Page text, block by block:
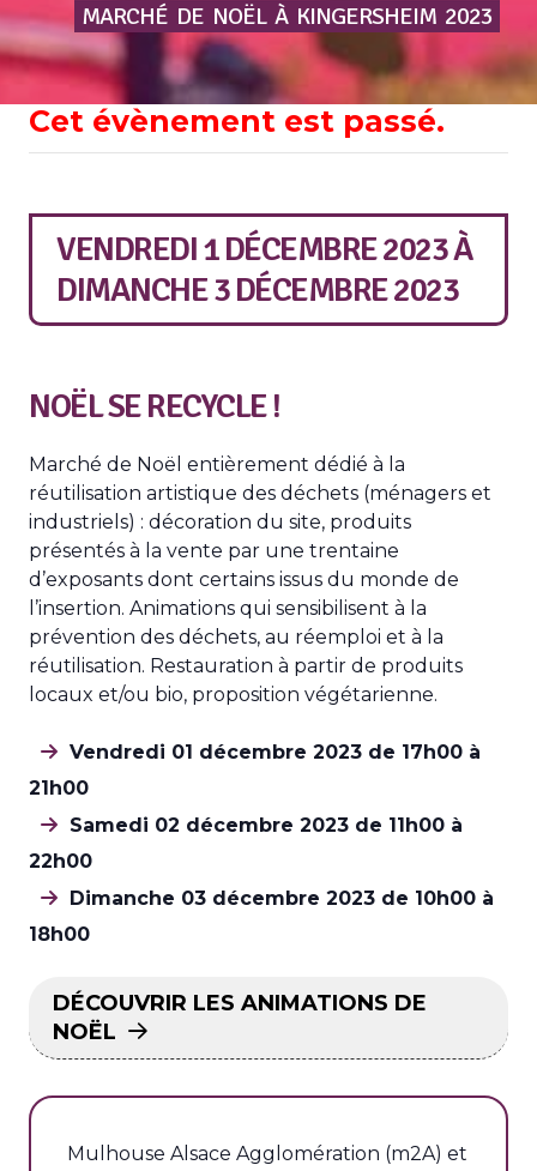
MARCHÉ DE NOËL À KINGERSHEIM 2023
Cet évènement est passé.
VENDREDI 1 DÉCEMBRE 2023À
DIMANCHE 3 DÉCEMBRE 2023
NOËL SE RECYCLE !
Marché de Noël entièrement dédié à la
réutilisation artistique des déchets (ménagers et
industriels) : décoration du site, produits
présentés à la vente par une trentaine
d’exposants dont certains issus du monde de
l’insertion. Animations qui sensibilisent à la
prévention des déchets, au réemploi et à la
réutilisation. Restauration à partir de produits
locaux et/ou bio, proposition végétarienne.
Vendredi 01 décembre 2023 de 17h00 à
21h00
Samedi 02 décembre 2023 de 11h00 à
22h00
Dimanche 03 décembre 2023 de 10h00 à
18h00
DÉCOUVRIR LES ANIMATIONS DE
NOËL
Mulhouse Alsace Agglomération (m2A) et